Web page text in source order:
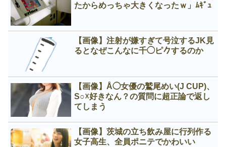
たからめっちゃ大きくなったｗ」ﾑｷﾞｭ
【画像】注射が嫌すぎて号泣するJK見
るとなぜこんなに千◯ピ𠂊するのか
【画像】Å◯女優の鷲尾めい(J CUP)、
S○☓好きなん？の質問に超正論で返し
てしまう
【画像】茨城の立ち飲み屋に行列作る
女子高生、全員ポニテでかわいい